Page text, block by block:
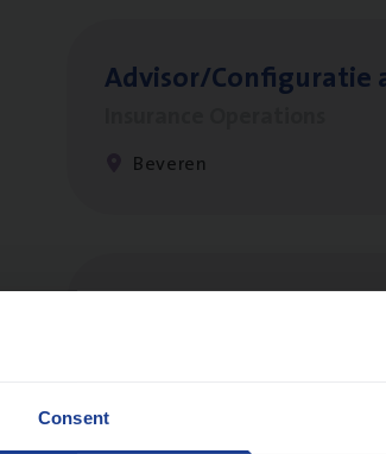
Consent
Advisor/​Configuratie
Beveren